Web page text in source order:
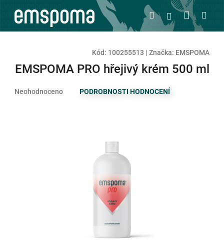
obsah
HledatPřihlášení
Kód: 100255513 | Značka: EMSPOMA
EMSPOMA PRO hřejivý krém 500 ml
hodnocení
Neohodnoceno PODROBNOSTI HODNOCENÍ